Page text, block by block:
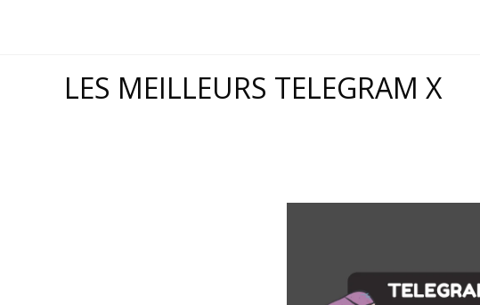
LES MEILLEURS TELEGRAM X